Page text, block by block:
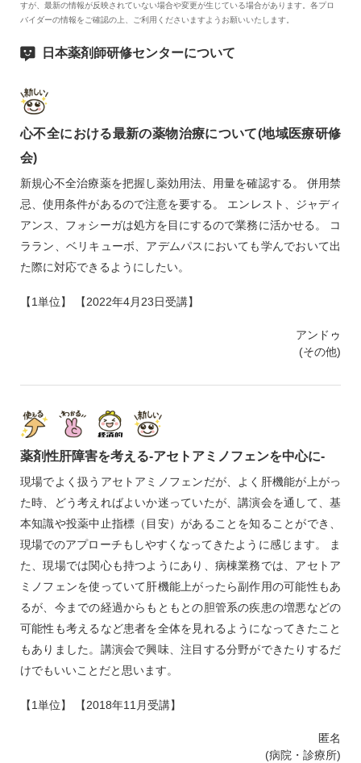
すが、最新の情報が反映されていない場合や変更が生じている場合があります。各プロ
バイダーの情報をご確認の上、ご利用くださいますようお願いいたします。
日本薬剤師研修センターについて
心不全における最新の薬物治療について(地域医療研修
会)
新規心不全治療薬を把握し薬効用法、用量を確認する。 併用禁
忌、使用条件があるので注意を要する。 エンレスト、ジャディ
アンス、フォシーガは処方を目にするので業務に活かせる。 コ
ララン、ベリキューボ、アデムパスにおいても学んでおいて出
た際に対応できるようにしたい。
【1単位】 【2022年4月23日受講】
アンドゥ
(その他)
薬剤性肝障害を考える‐アセトアミノフェンを中心に‐
現場でよく扱うアセトアミノフェンだが、よく肝機能が上がっ
た時、どう考えればよいか迷っていたが、講演会を通して、基
本知識や投薬中止指標（目安）があることを知ることができ、
現場でのアプローチもしやすくなってきたように感じます。 ま
た、現場では関心も持つようにあり、病棟業務では、アセトア
ミノフェンを使っていて肝機能上がったら副作用の可能性もあ
るが、今までの経過からもともとの胆管系の疾患の増悪などの
可能性も考えるなど患者を全体を見れるようになってきたこと
もありました。講演会で興味、注目する分野ができたりするだ
けでもいいことだと思います。
【1単位】 【2018年11月受講】
匿名
(病院・診療所)